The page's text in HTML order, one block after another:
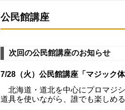
公民館講座
次回の公民館講座のお知らせ
7/28（火）公民館講座「マジック体
北海道・道北を中心にプロマジ
道具を使いながら、誰でも楽しめ